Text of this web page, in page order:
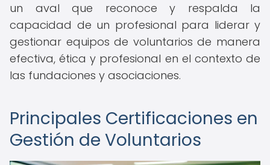
un aval que reconoce y respalda la
capacidad de un profesional para liderar y
gestionar equipos de voluntarios de manera
efectiva, ética y profesional en el contexto de
las fundaciones y asociaciones.
Principales Certificaciones en
Gestión de Voluntarios